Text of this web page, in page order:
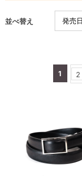
並べ替え
1
2